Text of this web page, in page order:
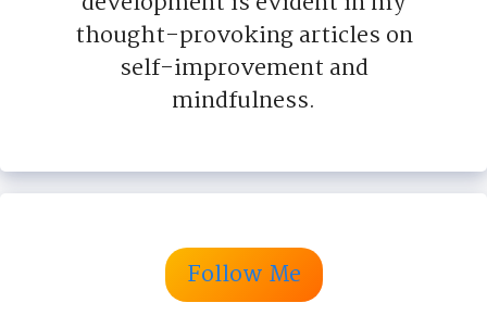
thought-provoking articles on
self-improvement and
mindfulness.
Follow Me